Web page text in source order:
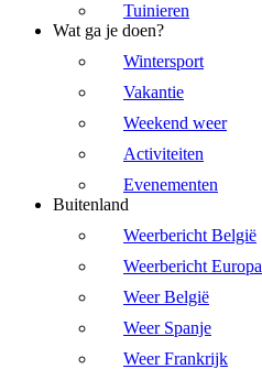
Tuinieren
Wat ga je doen?
Wintersport
Vakantie
Weekend weer
Activiteiten
Evenementen
Buitenland
Weerbericht België
Weerbericht Europa
Weer België
Weer Spanje
Weer Frankrijk